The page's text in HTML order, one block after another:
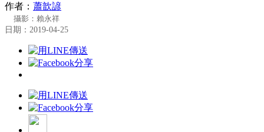
作者： 蕭歆諺
攝影：賴永祥
日期：2019-04-25